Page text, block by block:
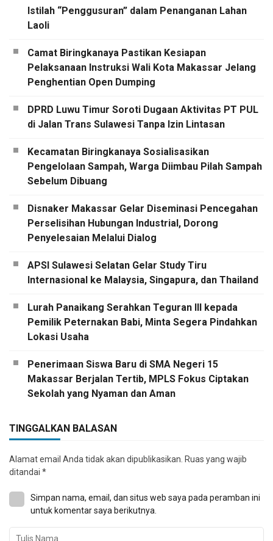
Istilah “Penggusuran” dalam Penanganan Lahan
Laoli
Camat Biringkanaya Pastikan Kesiapan
Pelaksanaan Instruksi Wali Kota Makassar Jelang
Penghentian Open Dumping
DPRD Luwu Timur Soroti Dugaan Aktivitas PT PUL
di Jalan Trans Sulawesi Tanpa Izin Lintasan
Kecamatan Biringkanaya Sosialisasikan
Pengelolaan Sampah, Warga Diimbau Pilah Sampah
Sebelum Dibuang
Disnaker Makassar Gelar Diseminasi Pencegahan
Perselisihan Hubungan Industrial, Dorong
Penyelesaian Melalui Dialog
APSI Sulawesi Selatan Gelar Study Tiru
Internasional ke Malaysia, Singapura, dan Thailand
Lurah Panaikang Serahkan Teguran III kepada
Pemilik Peternakan Babi, Minta Segera Pindahkan
Lokasi Usaha
Penerimaan Siswa Baru di SMA Negeri 15
Makassar Berjalan Tertib, MPLS Fokus Ciptakan
Sekolah yang Nyaman dan Aman
TINGGALKAN BALASAN
Alamat email Anda tidak akan dipublikasikan. Ruas yang wajib
ditandai *
Simpan nama, email, dan situs web saya pada peramban ini
untuk komentar saya berikutnya.